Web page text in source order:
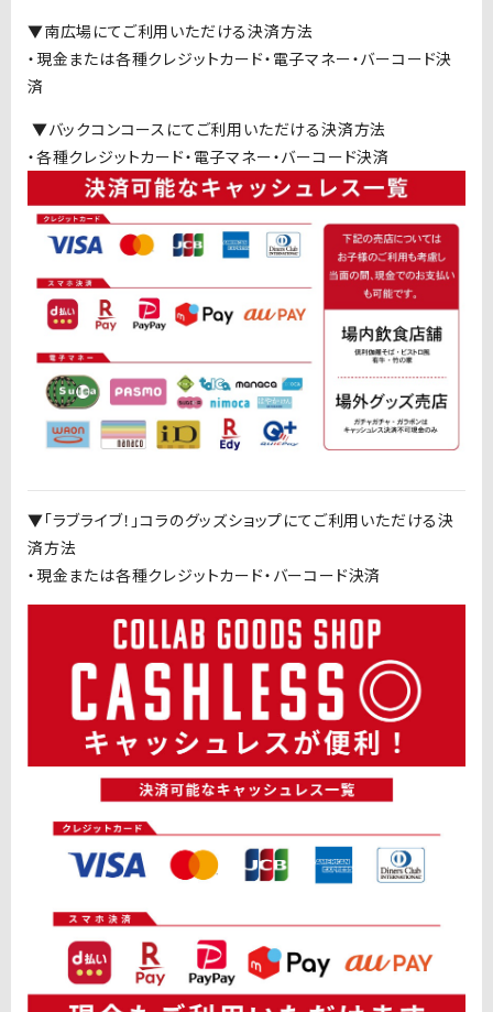
▼南広場にてご利用いただける決済方法
・現金または各種クレジットカード・電子マネー・バーコード決
済
▼バックコンコースにてご利用いただける決済方法
・各種クレジットカード・電子マネー・バーコード決済
▼「ラブライブ！」コラのグッズショップにてご利用いただける決
済方法
・現金または各種クレジットカード・バーコード決済